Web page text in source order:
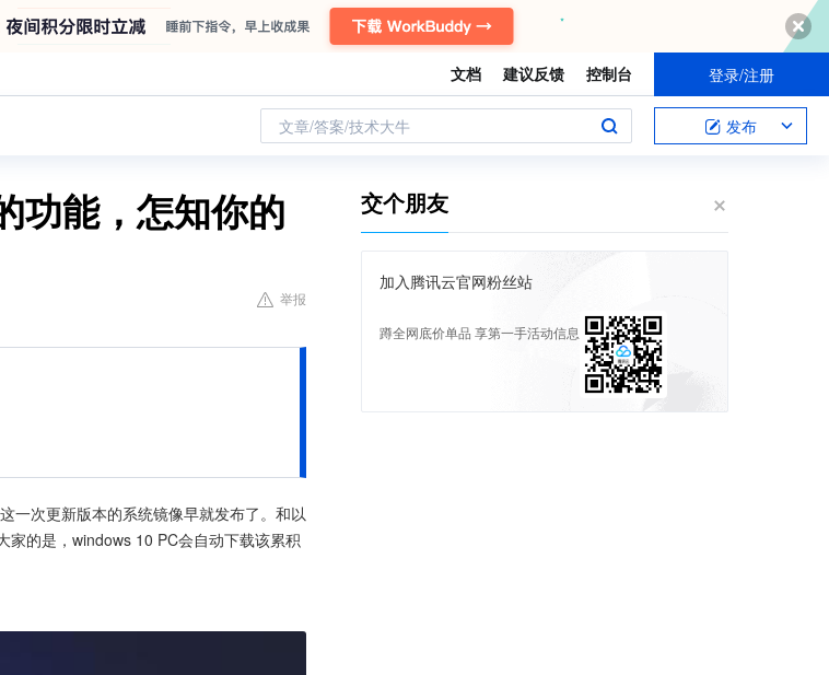
文档 建议反馈 控制台 登录/注册
文章/答案/技术大牛 发布
功能，怎知你的
举报
一次更新版本的系统镜像早就发布了。和以
家的是，windows 10 PC会自动下载该累积
交个朋友
加入腾讯云官网粉丝站
蹲全网底价单品 享第一手活动信息